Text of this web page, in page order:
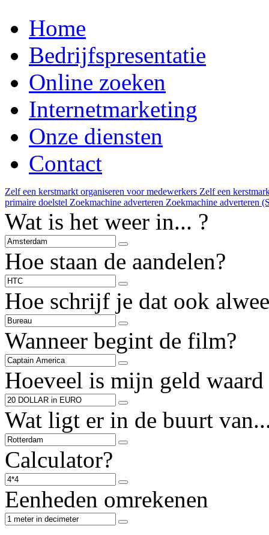
Home
Bedrijfspresentatie
Online zoeken
Internetmarketing
Onze diensten
Contact
Zelf een kerstmarkt organiseren voor medewerkers Zelf een
primaire doelstel Zoekmachine adverteren Zoekmachine adverteren
Wat is het weer in... ?
Hoe staan de aandelen?
Hoe schrijf je dat ook
Wanneer begint de film?
Hoeveel is mijn geld waard
Wat ligt er in de buurt
Calculator?
Eenheden omrekenen